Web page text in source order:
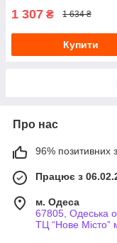
1 307 ₴ 1 634 ₴
Купити
Про нас
96% позитивних з
Працює з
м. Одеса
67805, Одеська
ТЦ “Нове Місто”